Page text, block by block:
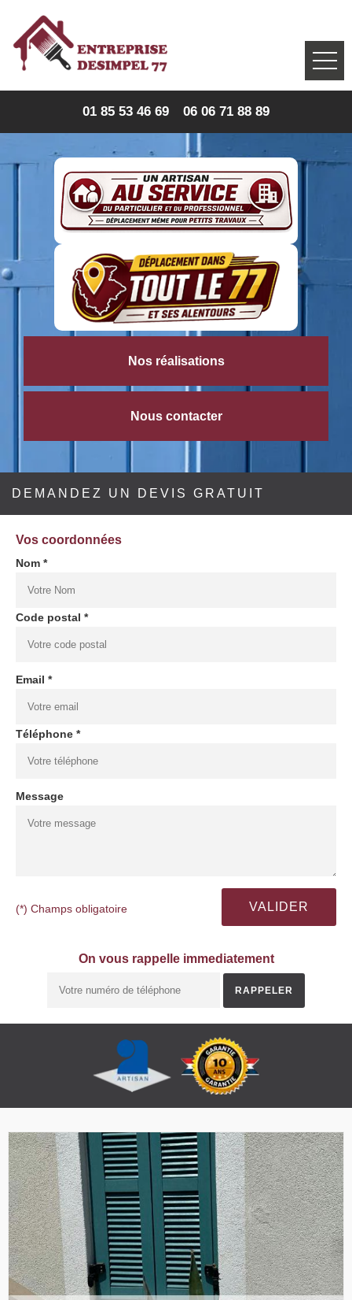
01 85 53 46 69 06 06 71 88 89
Nos réalisations
Nous contacter
DEMANDEZ UN DEVIS GRATUIT
Vos coordonnées
Nom *
Code postal *
Email *
Téléphone *
Message
(*) Champs obligatoire
On vous rappelle immediatement